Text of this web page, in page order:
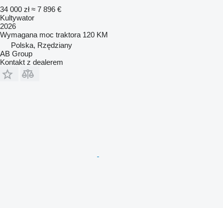
34 000 zł ≈ 7 896 €
Kultywator
2026
Wymagana moc traktora 120 KM
Polska, Rzędziany
AB Group
Kontakt z dealerem